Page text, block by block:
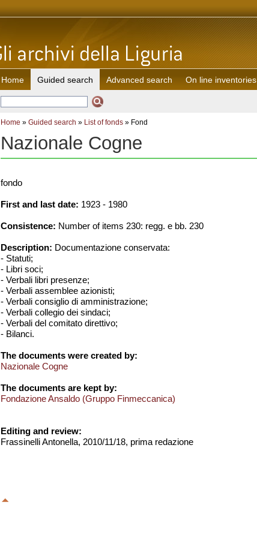
Home Guided search Advanced search On line inventories
Home » Guided search » List of fonds » Fond
Nazionale Cogne
fondo
First and last date: 1923 - 1980
Consistence: Number of items 230: regg. e bb. 230
Description: Documentazione conservata:
- Statuti;
- Libri soci;
- Verbali libri presenze;
- Verbali assemblee azionisti;
- Verbali consiglio di amministrazione;
- Verbali collegio dei sindaci;
- Verbali del comitato direttivo;
- Bilanci.
The documents were created by:
Nazionale Cogne
The documents are kept by:
Fondazione Ansaldo (Gruppo Finmeccanica)
Editing and review:
Frassinelli Antonella, 2010/11/18, prima redazione